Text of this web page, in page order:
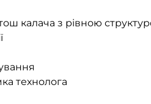
калача з рівною
технолога